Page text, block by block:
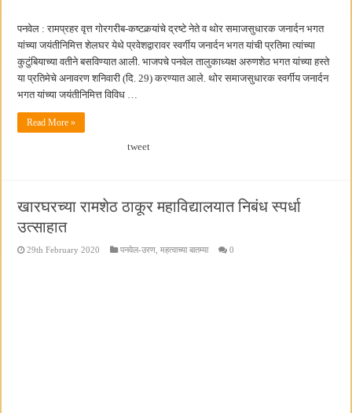
पनवेल : रामप्रहर वृत्त गोरगरीब-कष्टकर्‍यांचे द्रष्टे नेते व थोर समाजसुधारक जनार्दन भगत
यांच्या जयंतीनिमित्त शेलघर येथे प्रवेशद्वारावर स्वर्गीय जनार्दन भगत यांची प्रतिमा त्यांच्या
कुटुंबियाच्या वतीने बसविण्यात आली. भाजपचे पनवेल तालुकाध्यक्ष अरुणशेठ भगत यांच्या हस्ते
या प्रतिमेचे अनावरण शनिवारी (दि. 29) करण्यात आले. थोर समाजसुधारक स्वर्गीय जनार्दन
भगत यांच्या जयंतीनिमित्त विविध …
Read More »
tweet
खारघरच्या रामशेठ ठाकूर महाविद्यालयात निबंध स्पर्धा
उत्साहात
29th February 2020 पनवेल-उरण ,महत्वाच्या बातम्या 0